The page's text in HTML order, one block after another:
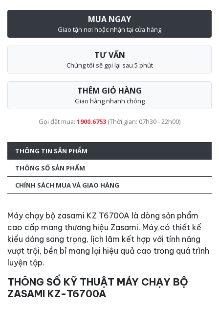
MUA NGAY
Giao tận nơi hoặc nhận tại cửa hàng
TƯ VẤN
Chúng tôi sẽ gọi lại sau 5 phút
THÊM GIỎ HÀNG
Giao hàng nhanh chóng
Gọi đặt mua: 1900.6753 (Thời gian: 07h30 - 22h00)
THÔNG TIN SẢN PHẨM
THÔNG SỐ SẢN PHẨM
CHÍNH SÁCH MUA VÀ GIAO HÀNG
Máy chạy bộ zasami KZ T6700A là dòng sản phẩm
cao cấp mang thương hiệu Zasami. Máy có thiết kế
kiểu dáng sang trọng, lịch lãm kết hợp với tính năng
vượt trội, bền bỉ mang lại hiệu quả cao trong quá trình
luyện tập.
THÔNG SỐ KỸ THUẬT MÁY CHẠY BỘ
ZASAMI KZ-T6700A